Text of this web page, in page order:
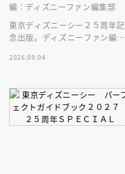
編：ディズニーファン編集部
東京ディズニーシー２５周年記
念出版。ディズニーファン編集
したパークファン必見の２５年
2026.09.04